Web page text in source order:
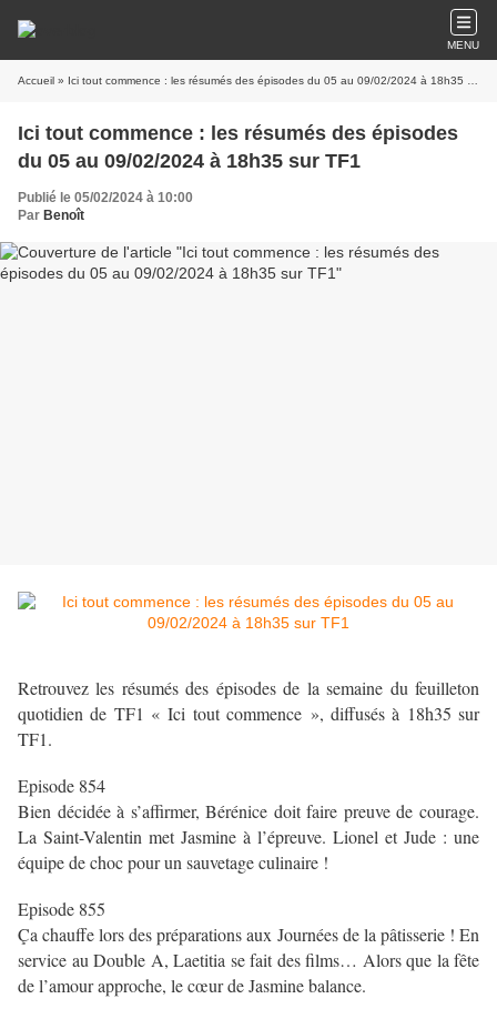
MENU
Accueil » Ici tout commence : les résumés des épisodes du 05 au 09/02/2024 à 18h35 sur TF1
Ici tout commence : les résumés des épisodes
du 05 au 09/02/2024 à 18h35 sur TF1
Publié le 05/02/2024 à 10:00
Par Benoît
Retrouvez les résumés des épisodes de la semaine du feuilleton
quotidien de TF1 « Ici tout commence », diffusés à 18h35 sur
TF1.
Episode 854
Bien décidée à s’affirmer, Bérénice doit faire preuve de courage.
La Saint-Valentin met Jasmine à l’épreuve. Lionel et Jude : une
équipe de choc pour un sauvetage culinaire !
Episode 855
Ça chauffe lors des préparations aux Journées de la pâtisserie ! En
service au Double A, Laetitia se fait des films… Alors que la fête
de l’amour approche, le cœur de Jasmine balance.